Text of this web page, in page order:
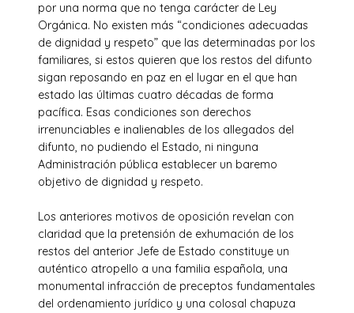
por una norma que no tenga carácter de Ley
Orgánica. No existen más “condiciones adecuadas
de dignidad y respeto” que las determinadas por los
familiares, si estos quieren que los restos del difunto
sigan reposando en paz en el lugar en el que han
estado las últimas cuatro décadas de forma
pacífica. Esas condiciones son derechos
irrenunciables e inalienables de los allegados del
difunto, no pudiendo el Estado, ni ninguna
Administración pública establecer un baremo
objetivo de dignidad y respeto.
Los anteriores motivos de oposición revelan con
claridad que la pretensión de exhumación de los
restos del anterior Jefe de Estado constituye un
auténtico atropello a una familia española, una
monumental infracción de preceptos fundamentales
del ordenamiento jurídico y una colosal chapuza